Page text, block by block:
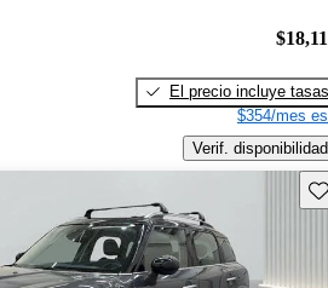
El precio incluye tasas
$354/mes
Verif. disponibilidad